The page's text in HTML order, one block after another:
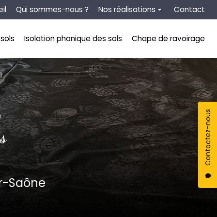
secondaire
Qui sommes-nous ?
Nos réalisations
Isolation thermique des sols
Isolation phonique des sols
Chape de ravoirage
Contact
Contactez-nous
Isolation phonique des sols Chape de ravoirage
Saône